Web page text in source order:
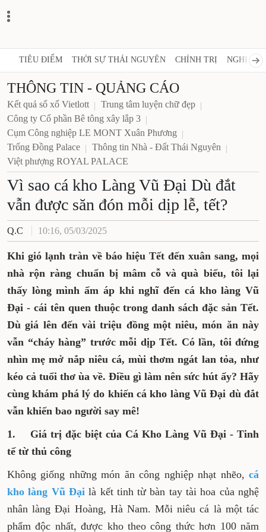
TIÊU ĐIỂM THỜI SỰ THÁI NGUYÊN CHÍNH TRỊ NGHỊ
THÔNG TIN - QUẢNG CÁO
Kết quả sổ xố Vietlott
Trung tâm luyện chữ đẹp
Công ty Cổ phần Bê tông xây lắp 3
Cụm Công nghiệp LE MONT Xuân Phương
Trống Đồng Palace
Thông tin Nhà - Đất Thái Nguyên
Việt phượng ROYAL PALACE
Vì sao cá kho Làng Vũ Đại Dù
đắt vẫn được săn đón mỗi dịp
lễ, tết?
10:16, 05/03/2025
Khi gió lạnh tràn về báo hiệu Tết đến xuân
sang, mọi nhà rộn ràng chuẩn bị mâm cỗ và
quà biếu, tôi lại thấy lòng mình ấm áp khi
nghĩ đến cá kho làng Vũ Đại - cái tên quen
thuộc trong danh sách đặc sản Tết. Dù giá
lên đến vài triệu đồng một niêu, món ăn này
vẫn “cháy hàng” trước mỗi dịp Tết. Có lần,
tôi đứng nhìn mẹ mở nắp niêu cá, mùi
thơm ngát lan tỏa, như kéo cả tuổi thơ ùa
về. Điều gì làm nên sức hút ấy? Hãy cùng
khám phá lý do khiến cá kho làng Vũ Đại dù
đắt vẫn khiến bao người say mê!
1. Giá trị đặc biệt của Cá Kho Làng Vũ Đại -
Tinh tế từ thủ công